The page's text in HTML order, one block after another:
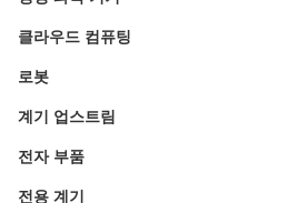
클라우드 컴퓨팅
로봇
계기 업스트림
전자 부품
전용 계기